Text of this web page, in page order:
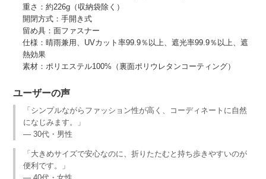
重さ：約226g（収納袋除く）
開閉方式：手開き式
留め具：面ファスナー
仕様：晴雨兼用、UVカット率99.9％以上、遮光率99.9％以上、遮
熱効果
素材：ポリエステル100%（裏面ポリウレタンコーティング）
ユーザーの声
「シンプルながらファッション性が高く、コーディネートに自然
になじみます。」
— 30代・男性
「大きめサイズで安心なのに、折りたたむと持ち歩きやすいのが
便利です。」